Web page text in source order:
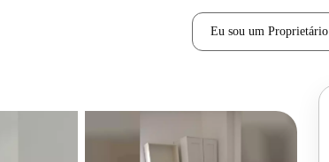
Eu sou um Proprietário